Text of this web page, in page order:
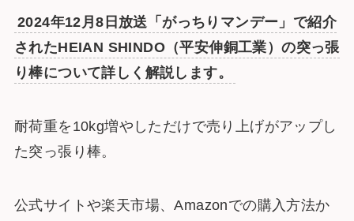
2024年12月8日放送「がっちりマンデー」で紹介
されたHEIAN SHINDO（平安伸銅工業）の突っ張
り棒について詳しく解説します。
耐荷重を10kg増やしただけで売り上げがアップし
た突っ張り棒。
公式サイトや楽天市場、Amazonでの購入方法か